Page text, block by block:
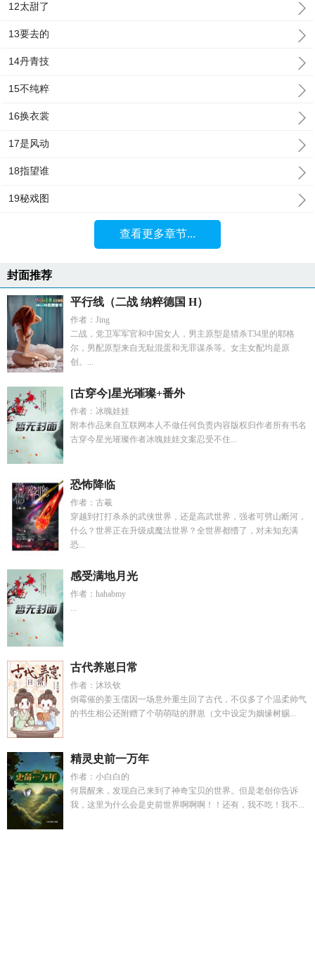
12太甜了
13要去的
14丹青技
15不纯粹
16换衣裳
17是风动
18指望谁
19秘戏图
查看更多章节...
封面推荐
平行线（二战 纳粹德国 H）
作者：Jing
二战，党卫军军官和中国女人，男主原型是猎杀T34里的耶格
尔，男配原型来自无耻混蛋和无罪谋杀等。女主女配均是原
创。...
[古穿今]星光璀璨+番外
作者：冰魄娃娃
附本作品来自互联网本人不做任何负责内容版权归作者所有书名
古穿今星光璀璨作者冰魄娃娃文案忍受不住...
恐怖降临
作者：古羲
穿越到打打杀杀的武侠世界，还是高武世界，强者可劈山断河，
什么？世界正在升级成魔法世界？全世界都懵了，对未知充满
恐...
感受满地月光
作者：hahabmy
...
古代养崽日常
作者：沐玖钦
倒霉催的姜玉儒因一场意外重生回了古代，不仅多了个温柔帅气
的书生相公还附赠了个萌萌哒的胖崽（文中设定为姻缘树赐...
精灵史前一万年
作者：小白白的
何晨醒来，发现自己来到了神奇宝贝的世界。但是老创你告诉
我，这里为什么会是史前世界啊啊啊！！还有，我不吃！我不...